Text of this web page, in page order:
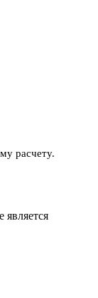
расчету.